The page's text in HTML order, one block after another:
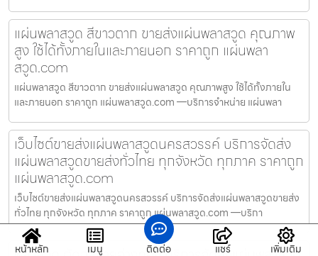
แผ่นพลาสวูด สีขาวตาก ขายส่งแผ่นพลาสวูด คุณภาพ
สูง ใช้ได้ทั้งภายในและภายนอก ราคาถูก แผ่นพลา
สวูด.com
แผ่นพลาสวูด สีขาวตาก ขายส่งแผ่นพลาสวูด คุณภาพสูง ใช้ได้ทั้งภายใน
และภายนอก ราคาถูก แผ่นพลาสวูด.com —บริการจำหน่าย แผ่นพลา
เว็บไซต์ขายส่งแผ่นพลาสวูดนครสวรรค์ บริการจัดส่ง
แผ่นพลาสวูดขายส่งทั่วไทย ทุกจังหวัด ทุกภาค ราคาถูก
แผ่นพลาสวูด.com
เว็บไซต์ขายส่งแผ่นพลาสวูดนครสวรรค์ บริการจัดส่งแผ่นพลาสวูดขายส่ง
ทั่วไทย ทุกจังหวัด ทุกภาค ราคาถูก แผ่นพลาสวูด.com —บริกา
หน้าหลัก เมนู ติดต่อ แชร์ เพิ่มเติม